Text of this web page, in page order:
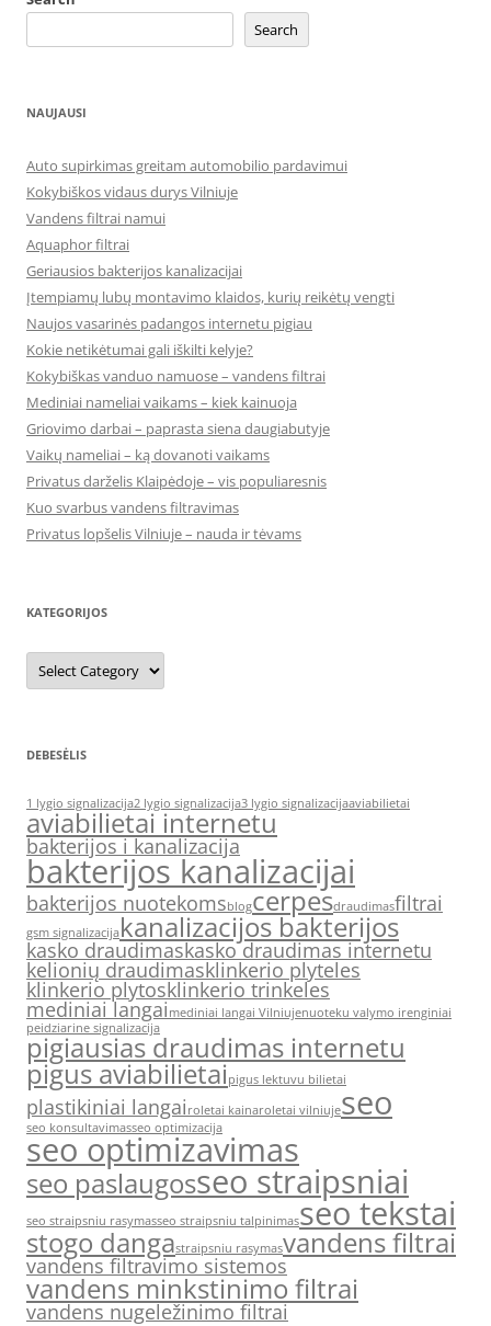
Search
NAUJAUSI
Auto supirkimas greitam automobilio pardavimui
Kokybiškos vidaus durys Vilniuje
Vandens filtrai namui
Aquaphor filtrai
Geriausios bakterijos kanalizacijai
Įtempiamų lubų montavimo klaidos, kurių reikėtų vengti
Naujos vasarinės padangos internetu pigiau
Kokie netikėtumai gali iškilti kelyje?
Kokybiškas vanduo namuose – vandens filtrai
Mediniai nameliai vaikams – kiek kainuoja
Griovimo darbai – paprasta siena daugiabutyje
Vaikų nameliai – ką dovanoti vaikams
Privatus darželis Klaipėdoje – vis populiaresnis
Kuo svarbus vandens filtravimas
Privatus lopšelis Vilniuje – nauda ir tėvams
KATEGORIJOS
Kategorijos
DEBESĖLIS
1 lygio signalizacija2 lygio signalizacija3 lygio signalizacijaaviabilietai
aviabilietai internetu
bakterijos i kanalizacija
bakterijos kanalizacijai
bakterijos nuotekomsblogcerpesdraudimasfiltrai
gsm signalizacijakanalizacijos bakterijos
kasko draudimaskasko draudimas internetu
kelionių draudimasklinkerio plyteles
klinkerio plytosklinkerio trinkeles
mediniai langai mediniai langai Vilniujenuoteku valymo irenginiai
peidziarine signalizacija
pigiausias draudimas internetu
pigus aviabilietaipigus lektuvu bilietai
plastikiniai langai roletai kainaroletai vilniujeseo
seo konsultavimasseo optimizacija
seo optimizavimas
seo paslaugosseo straipsniai
seo straipsniu rasymasseo straipsniu talpinimasseo tekstai
stogo dangastraipsniu rasymasvandens filtrai
vandens filtravimo sistemos
vandens minkstinimo filtrai
vandens nugeležinimo filtrai